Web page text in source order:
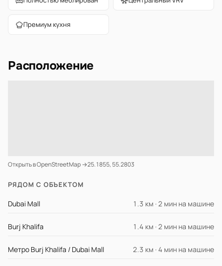
Премиум кухня
Расположение
Открыть в OpenStreetMap →25.1855, 55.2803
РЯДОМ С ОБЪЕКТОМ
Dubai Mall 1.3 км · 2 мин на машине
Burj Khalifa 1.4 км · 2 мин на машине
Метро Burj Khalifa / Dubai Mall 2.3 км · 4 мин на машине